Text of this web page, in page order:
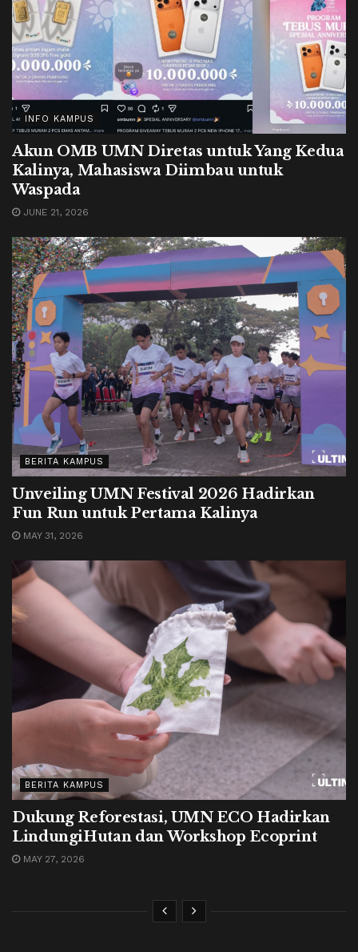
INFO KAMPUS
Akun OMB UMN Diretas untuk Yang Kedua
Kalinya, Mahasiswa Diimbau untuk
Waspada
JUNE 21, 2026
BERITA KAMPUS
Unveiling UMN Festival 2026 Hadirkan
Fun Run untuk Pertama Kalinya
MAY 31, 2026
BERITA KAMPUS
Dukung Reforestasi, UMN ECO Hadirkan
LindungiHutan dan Workshop Ecoprint
MAY 27, 2026